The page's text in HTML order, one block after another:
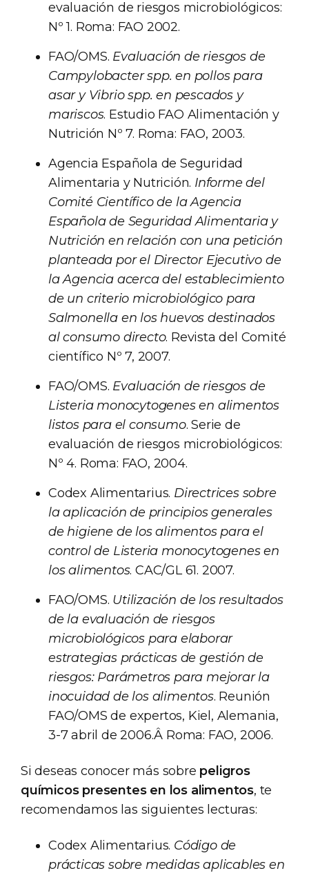
evaluación de riesgos microbiológicos:
Nº 1. Roma: FAO 2002.
FAO/OMS. Evaluación de riesgos de
Campylobacter spp. en pollos para
asar y Vibrio spp. en pescados y
mariscos. Estudio FAO Alimentación y
Nutrición Nº 7. Roma: FAO, 2003.
Agencia Española de Seguridad
Alimentaria y Nutrición. Informe del
Comité Científico de la Agencia
Española de Seguridad Alimentaria y
Nutrición en relación con una petición
planteada por el Director Ejecutivo de
la Agencia acerca del establecimiento
de un criterio microbiológico para
Salmonella en los huevos destinados
al consumo directo. Revista del Comité
científico Nº 7, 2007.
FAO/OMS. Evaluación de riesgos de
Listeria monocytogenes en alimentos
listos para el consumo. Serie de
evaluación de riesgos microbiológicos:
Nº 4. Roma: FAO, 2004.
Codex Alimentarius. Directrices sobre
la aplicación de principios generales
de higiene de los alimentos para el
control de Listeria monocytogenes en
los alimentos. CAC/GL 61. 2007.
FAO/OMS. Utilización de los resultados
de la evaluación de riesgos
microbiológicos para elaborar
estrategias prácticas de gestión de
riesgos: Parámetros para mejorar la
inocuidad de los alimentos. Reunión
FAO/OMS de expertos, Kiel, Alemania,
3-7 abril de 2006.Â Roma: FAO, 2006.
Si deseas conocer más sobre peligros
químicos presentes en los alimentos, te
recomendamos las siguientes lecturas:
Codex Alimentarius. Código de
prácticas sobre medidas aplicables en